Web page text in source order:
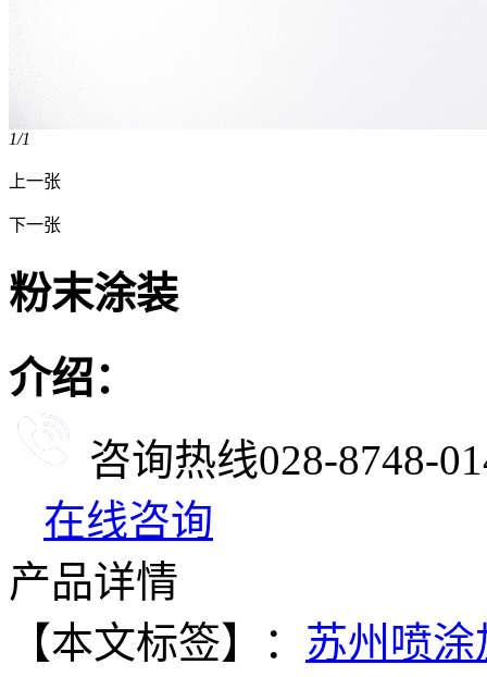
1/1
上一张
下一张
粉末涂装
介绍：
咨询热线028-8748-
在线咨询
产品详情
【本文标签】： 苏州喷涂